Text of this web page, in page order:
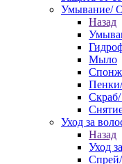
Умывание/
Назад
Мыло
Уход за
Назад
Уход